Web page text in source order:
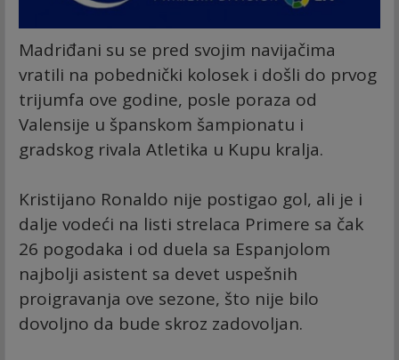
Madriđani su se pred svojim navijačima
vratili na pobednički kolosek i došli do prvog
trijumfa ove godine, posle poraza od
Valensije u španskom šampionatu i
gradskog rivala Atletika u Kupu kralja.
Kristijano Ronaldo nije postigao gol, ali je i
dalje vodeći na listi strelaca Primere sa čak
26 pogodaka i od duela sa Espanjolom
najbolji asistent sa devet uspešnih
proigravanja ove sezone, što nije bilo
dovoljno da bude skroz zadovoljan.